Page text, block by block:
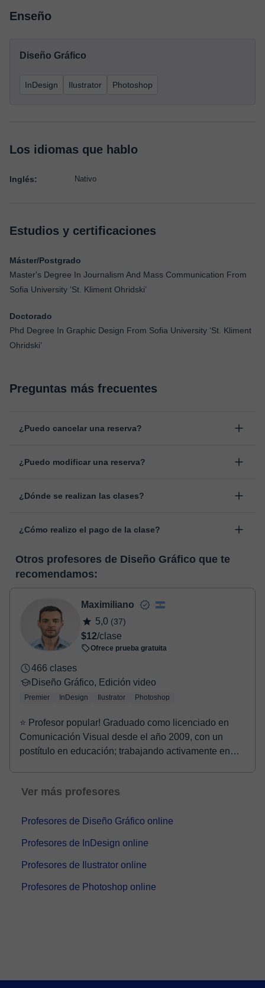
Enseño
Diseño Gráfico
InDesign Ilustrator Photoshop
Los idiomas que hablo
Inglés: Nativo
Estudios y certificaciones
Máster/Postgrado
Master's Degree In Journalism And Mass Communication From
Sofia University ‘St. Kliment Ohridski’
Doctorado
Phd Degree In Graphic Design From Sofia University ‘St. Kliment
Ohridski’
Preguntas más frecuentes
¿Puedo cancelar una reserva?
antes de la clase, indicando el motivo de cancelación.
¿Puedo modificar una reserva?
cambiar la hora o el día de clase. Puedes hacerlo desde tu área
¿Dónde se realizan las clases?
desarrollada para el ámbito formativo con muchas
pizarra virtual o el editor de textos a tiempo real. En el siguiente
enlace puedes ver una demo del aula y conocerla:Ver aula
virtual
¿Cómo realizo el pago de la clase?
horas, podrás realizar el pago mediante nuestro TPV virtual.
Tienes dos opciones para efectuar el pago:
- Tarjeta de crédito.
Una vez realices el pago de la clase, recibirás un e-mail de
confirmación de la reserva.
Otros profesores de Diseño Gráfico que te
recomendamos:
Maximiliano
5,0 (37)
$12/clase
Ofrece prueba gratuita
466 clases
Diseño Gráfico, Edición video
Premier InDesign Ilustrator Photoshop
⭐ Profesor popular! Graduado como licenciado en
Comunicación Visual desde el año 2009, con un
postítulo en educación; trabajando activamente en
Ver más profesores
Profesores de Diseño Gráfico online
Profesores de InDesign online
Profesores de Ilustrator online
Profesores de Photoshop online